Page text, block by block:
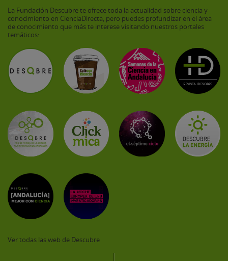
La Fundación Descubre te ofrece toda la actualidad sobre ciencia y
conocimiento en CienciaDirecta, pero puedes profundizar en el área
de conocimiento que más te interese visitando nuestros portales
temáticos:
Ver todas las web de Descubre